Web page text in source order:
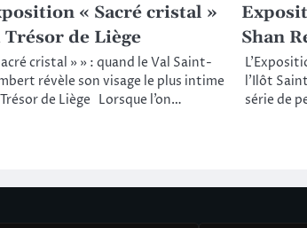
« Sacré cristal »
Trésor de Liège
cristal » » : quand le Val Saint-
révèle son visage le plus intime
de Liège Lorsque l’on…
Shan
l’Ilôt
série de